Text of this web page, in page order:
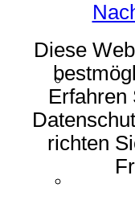
Diese
Erfahren
richten